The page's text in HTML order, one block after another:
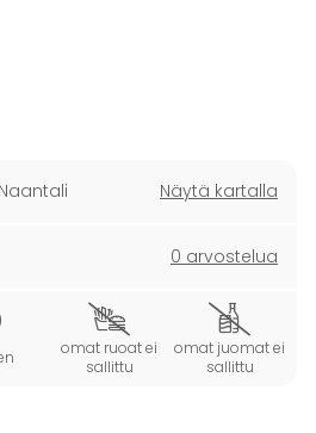
Naantali Näytä kartalla
0 arvostelua
omat ruoat ei
sallittu
omat juomat ei
sallittu